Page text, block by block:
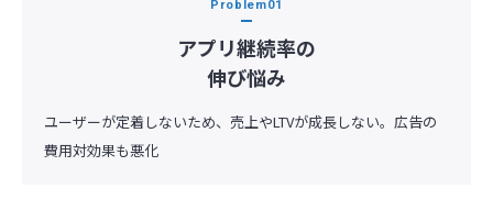
Problem
アプリ継続率の
伸び悩み
ユーザーが定着しないため、売上やLTVが成長しない。広告の
費用対効果も悪化